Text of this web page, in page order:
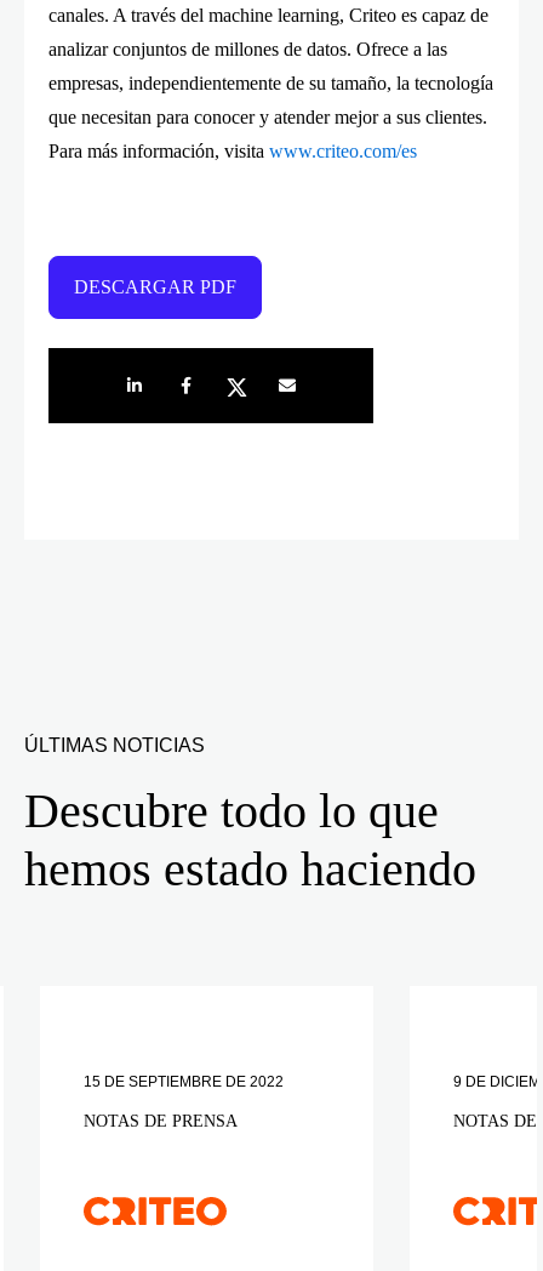
canales. A través del machine learning, Criteo es capaz de
analizar conjuntos de millones de datos. Ofrece a las
empresas, independientemente de su tamaño, la tecnología
que necesitan para conocer y atender mejor a sus clientes.
Para más información, visita www.criteo.com/es
DESCARGAR PDF
Share on LinkedIn
Share on Facebook
Share on TwitterShare by e-mail
ÚLTIMAS NOTICIAS
Descubre todo lo que
hemos estado haciendo
15 DE SEPTIEMBRE DE 2022
NOTAS DE PRENSA
9 DE
NOTAS DE